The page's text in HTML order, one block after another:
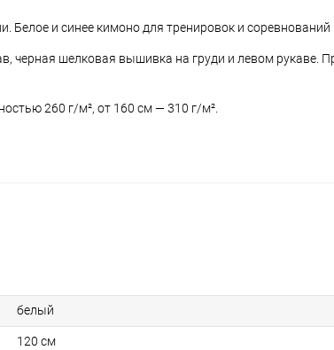
Белое и синее кимоно для тренировок и соревнований
черная шелковая вышивка на груди и левом
260 г/м², от 160 см — 310 г/м².
белый
120 см